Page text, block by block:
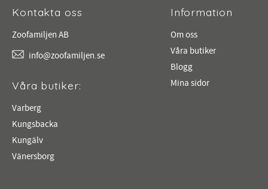
Kontakta oss
Zoofamiljen AB
info@zoofamiljen.se
Våra butiker:
Varberg
Kungsbacka
Kungälv
Vänersborg
Information
Om oss
Våra butiker
Blogg
Mina sidor